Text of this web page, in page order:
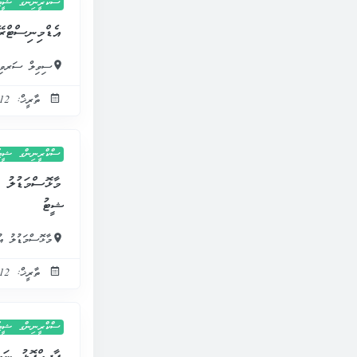
ސިވިލް
ތާރީޚް: 12 މެއި 2025
ސްކްރީނިންގ
މާޅޮސްމަޑުލު
ޝީޓު
މާޅޮސްމަޑުލު
ތާރީޚް: 12 މެއި 2025
ސްކްރީނިންގ